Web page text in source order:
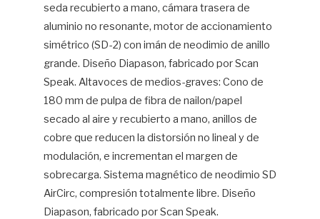
seda recubierto a mano, cámara trasera de
aluminio no resonante, motor de accionamiento
simétrico (SD-2) con imán de neodimio de anillo
grande. Diseño Diapason, fabricado por Scan
Speak. Altavoces de medios-graves: Cono de
180 mm de pulpa de fibra de nailon/papel
secado al aire y recubierto a mano, anillos de
cobre que reducen la distorsión no lineal y de
modulación, e incrementan el margen de
sobrecarga. Sistema magnético de neodimio SD
AirCirc, compresión totalmente libre. Diseño
Diapason, fabricado por Scan Speak.